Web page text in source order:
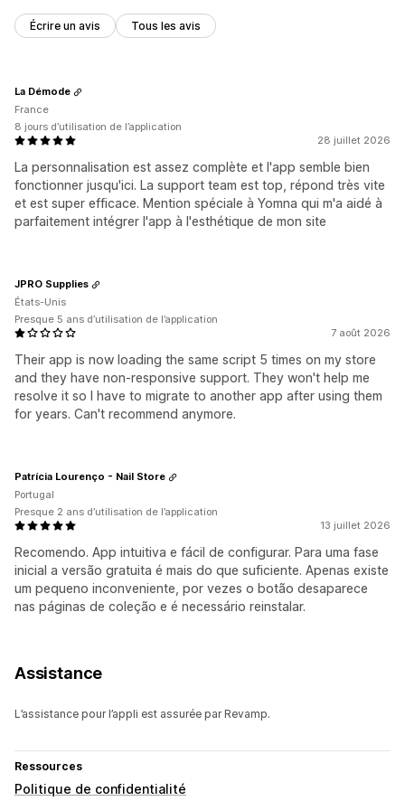
Écrire un avis Tous les avis
28 juillet 2026
La personnalisation est assez complète et l'app semble bien
fonctionner jusqu'ici. La support team est top, répond très vite
et est super efficace. Mention spéciale à Yomna qui m'a aidé à
parfaitement intégrer l'app à l'esthétique de mon site
La Démode
France
8 jours d’utilisation de l’application
7 août 2026
Their app is now loading the same script 5 times on my store
and they have non-responsive support. They won't help me
resolve it so I have to migrate to another app after using them
for years. Can't recommend anymore.
JPRO Supplies
États-Unis
Presque 5 ans d’utilisation de l’application
13 juillet 2026
Recomendo. App intuitiva e fácil de configurar. Para uma fase
inicial a versão gratuita é mais do que suficiente. Apenas existe
um pequeno inconveniente, por vezes o botão desaparece
nas páginas de coleção e é necessário reinstalar.
Patrícia Lourenço - Nail Store
Portugal
Presque 2 ans d’utilisation de l’application
Assistance
L’assistance pour l’appli est assurée par Revamp.
Ressources
Politique de confidentialité